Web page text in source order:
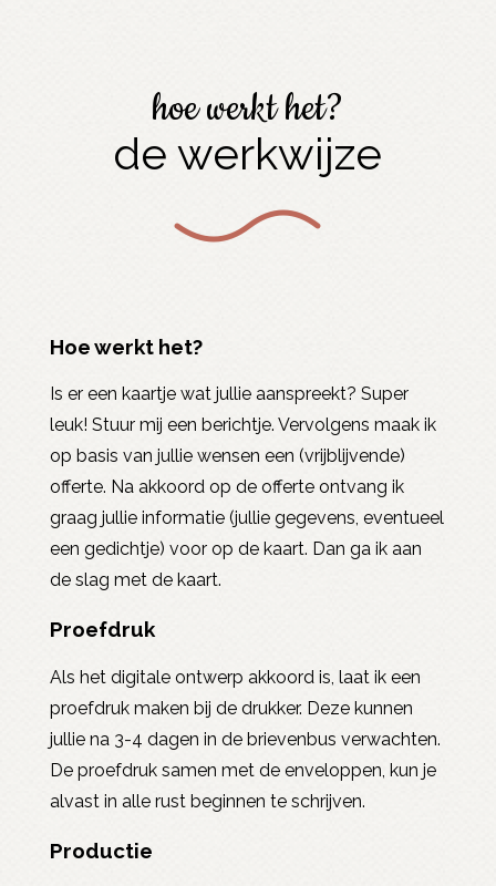
hoe werkt het?
de werkwijze
Hoe werkt het?
Is er een kaartje wat jullie aanspreekt? Super
leuk! Stuur mij een berichtje. Vervolgens maak ik
op basis van jullie wensen een (vrijblijvende)
offerte. Na akkoord op de offerte ontvang ik
graag jullie informatie (jullie gegevens, eventueel
een gedichtje) voor op de kaart. Dan ga ik aan
de slag met de kaart.
Proefdruk
Als het digitale ontwerp akkoord is, laat ik een
proefdruk maken bij de drukker. Deze kunnen
jullie na 3-4 dagen in de brievenbus verwachten.
De proefdruk samen met de enveloppen, kun je
alvast in alle rust beginnen te schrijven.
Productie